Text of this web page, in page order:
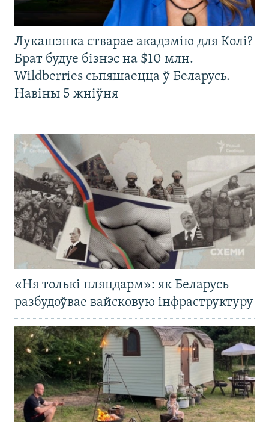
Лукашэнка стварае акадэмію для Колі?
Брат будуе бізнэс на $10 млн.
Wildberries сьпяшаецца ў Беларусь.
Навіны 5 жніўня
«Ня толькі пляцдарм»: як Беларусь
разбудоўвае вайсковую інфраструктуру